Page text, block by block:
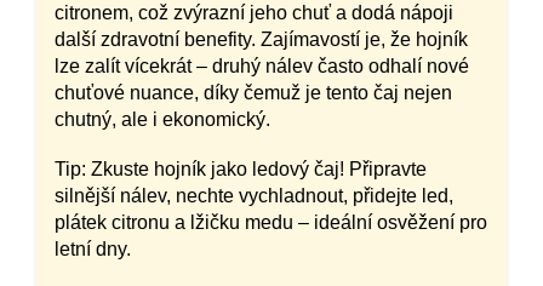
citronem, což zvýrazní jeho chuť a dodá nápoji
další zdravotní benefity. Zajímavostí je, že hojník
lze zalít vícekrát – druhý nálev často odhalí nové
chuťové nuance, díky čemuž je tento čaj nejen
chutný, ale i ekonomický.
Tip: Zkuste hojník jako ledový čaj! Připravte
silnější nálev, nechte vychladnout, přidejte led,
plátek citronu a lžičku medu – ideální osvěžení pro
letní dny.